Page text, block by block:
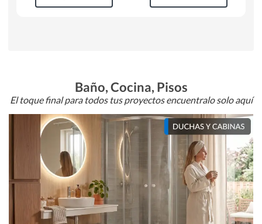
Baño, Cocina, Pisos
El toque final para todos tus proyectos encuentralo solo aquí